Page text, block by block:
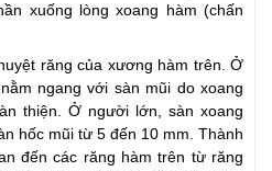
xuống lòng xoang hàm (chấn
răng của xương hàm trên. Ở
ngang với sàn mũi do xoang
thiện. Ở người lớn, sàn xoang
hốc mũi từ 5 đến 10 mm. Thành
đến các răng hàm trên từ răng